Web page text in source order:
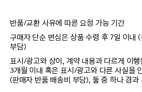
반품/교환 사유에 따른 요청 가능 기간
구매자 단순 변심은 상품 수령 후 7일 이내 (
부담)
표시/광고와 상이, 계약 내용과 다르게 이
3개월 이내 혹은 표시/광고와 다른 사실을
(판매자 반품 배송비 부담), 둘 중 하나 경